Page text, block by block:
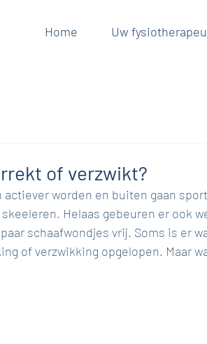
Home Uw
of verzwikt?
worden en buiten gaan
Helaas gebeuren er ook
schaafwondjes vrij. Soms is er
of verzwikking opgelopen. Maar